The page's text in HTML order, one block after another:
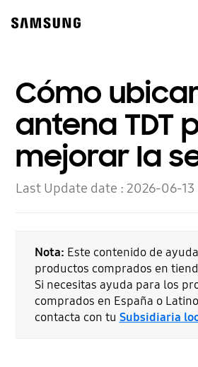
content
Cómo
antena TDT
mejorar la
Last Update date :2026-06-13
Nota: Este contenido de
productos comprados en
Si necesitas ayuda para los
comprados en España o
contacta con tu Subsidiaria